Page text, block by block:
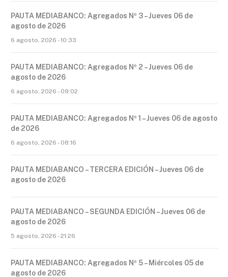
PAUTA MEDIABANCO: Agregados Nº 3 – Jueves 06 de
agosto de 2026
6 agosto, 2026 - 10:33
PAUTA MEDIABANCO: Agregados Nº 2 – Jueves 06 de
agosto de 2026
6 agosto, 2026 - 09:02
PAUTA MEDIABANCO: Agregados Nº 1 – Jueves 06 de agosto
de 2026
6 agosto, 2026 - 08:16
PAUTA MEDIABANCO – TERCERA EDICIÓN – Jueves 06 de
agosto de 2026
PAUTA MEDIABANCO – SEGUNDA EDICIÓN – Jueves 06 de
agosto de 2026
5 agosto, 2026 - 21:26
PAUTA MEDIABANCO: Agregados Nº 5 – Miércoles 05 de
agosto de 2026